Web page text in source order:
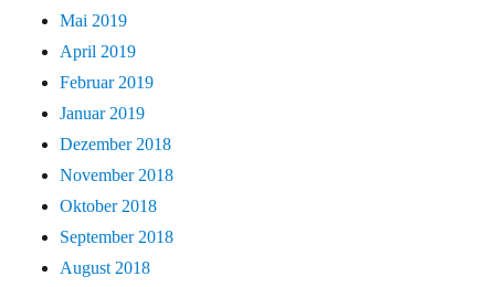
Mai 2019
April 2019
Februar 2019
Januar 2019
Dezember 2018
November 2018
Oktober 2018
September 2018
August 2018